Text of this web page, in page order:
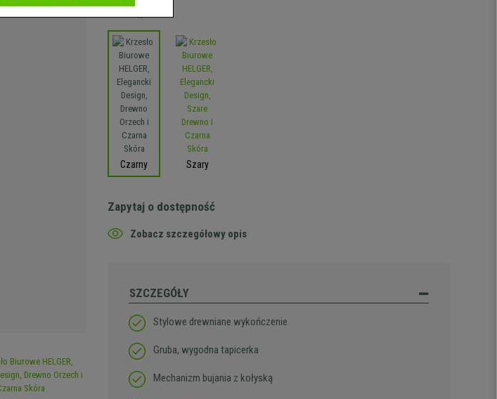
Czarny Szary
Zapytaj o dostępność
Zobacz szczegółowy opis
SZCZEGÓŁY
Stylowe drewniane wykończenie
Gruba, wygodna tapicerka
Mechanizm bujania z kołyską